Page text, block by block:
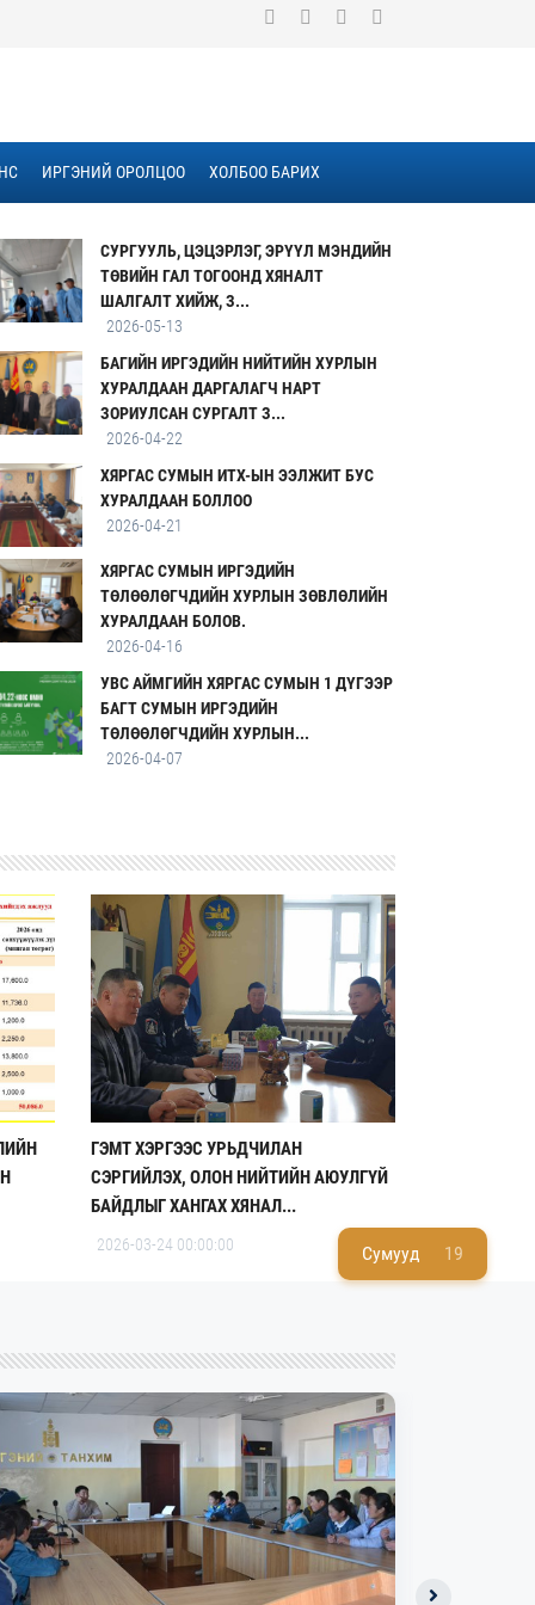
ИРГЭНИЙ ОРОЛЦОО ХОЛБОО БАРИХ
Сумууд 19
СУРГУУЛЬ, ЦЭЦЭРЛЭГ, ЭРҮҮЛ МЭНДИЙН
ТӨВИЙН ГАЛ ТОГООНД ХЯНАЛТ
ШАЛГАЛТ ХИЙЖ, З...
2026-05-13
БАГИЙН ИРГЭДИЙН НИЙТИЙН ХУРЛЫН
ХУРАЛДААН ДАРГАЛАГЧ НАРТ
ЗОРИУЛСАН СУРГАЛТ З...
2026-04-22
ХЯРГАС СУМЫН ИТХ-ЫН ЭЭЛЖИТ БУС
ХУРАЛДААН БОЛЛОО
2026-04-21
ХЯРГАС СУМЫН ИРГЭДИЙН
ТӨЛӨӨЛӨГЧДИЙН ХУРЛЫН ЗӨВЛӨЛИЙН
ХУРАЛДААН БОЛОВ.
2026-04-16
УВС АЙМГИЙН ХЯРГАС СУМЫН 1 ДҮГЭЭР
БАГТ СУМЫН ИРГЭДИЙН
ТӨЛӨӨЛӨГЧДИЙН ХУРЛЫН...
2026-04-07
ГЭМТ ХЭРГЭЭС УРЬДЧИЛАН
СЭРГИЙЛЭХ, ОЛОН НИЙТИЙН АЮУЛГҮЙ
БАЙДЛЫГ ХАНГАХ ХЯНАЛ...
2026-03-24 00:00:00